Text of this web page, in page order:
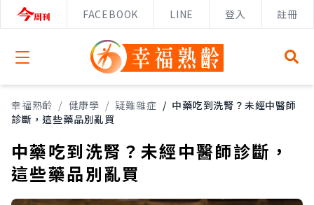
FACEBOOK LINE 登入 註冊
Open menu
幸福熟齡 / 健康學 / 疑難雜症 / 中藥吃到洗腎？未經中醫師
診斷，這些藥品別亂買
中藥吃到洗腎？未經中醫師診斷，
這些藥品別亂買